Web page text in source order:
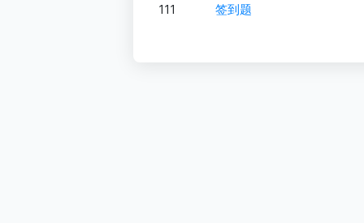
111 签到题